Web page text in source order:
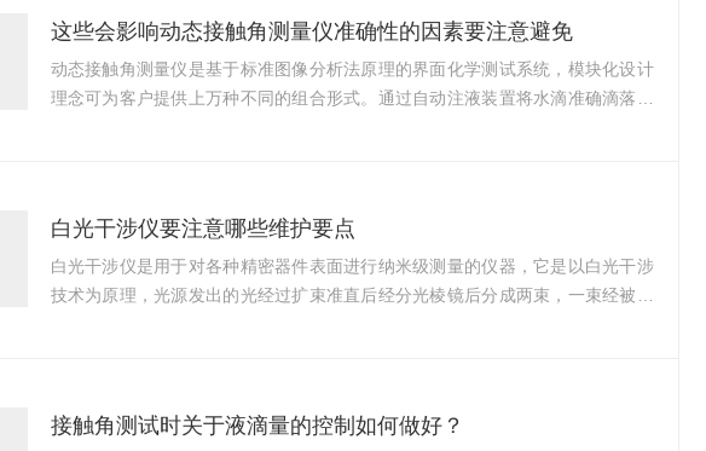
对表面张力进行测量，每一种方法都各有各的优势，今天咱们一起来了解一下：
1、悬滴法：通过测量一悬滴的轮廓来获得液体的表...
这些会影响动态接触角测量仪准确性的因素要注意避免
动态接触角测量仪是基于标准图像分析法原理的界面化学测试系统，模块化设计
理念可为客户提供上万种不同的组合形式。通过自动注液装置将水滴准确滴落到
以获得准确度高、重复性好的数据。那么究竟有哪些因素会影响它的准确性呢？
1、测量前样品表面状态在测量之前，确保样品表面处于均匀状态也...
白光干涉仪要注意哪些维护要点
白光干涉仪是用于对各种精密器件表面进行纳米级测量的仪器，它是以白光干涉
技术为原理，光源发出的光经过扩束准直后经分光棱镜后分成两束，一束经被测
仪器。两束相干光间光程差的任何变化会非常灵敏地导致干涉条纹的移动，而某
一束相干光的光程变化是由它所通过的几何路程或介质折射率的变化...
接触角测试时关于液滴量的控制如何做好？